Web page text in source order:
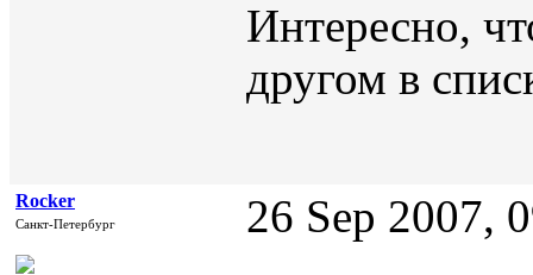
Интересно,
другом в
Rocker
Санкт-Петербург 26 Sep 2007,